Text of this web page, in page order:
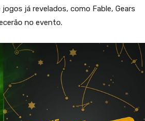
já revelados, como Fable, Gears
no evento.